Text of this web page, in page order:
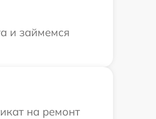
и займемся
на ремонт